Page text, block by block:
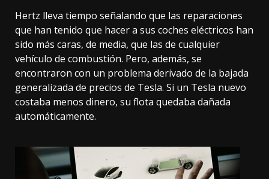
Hertz lleva tiempo señalando que las reparaciones
que han tenido que hacer a sus coches eléctricos han
sido más caras, de media, que las de cualquier
vehículo de combustión. Pero, además, se
encontraron con un problema derivado de la bajada
generalizada de precios de Tesla. Si un Tesla nuevo
costaba menos dinero, su flota quedaba dañada
automáticamente.